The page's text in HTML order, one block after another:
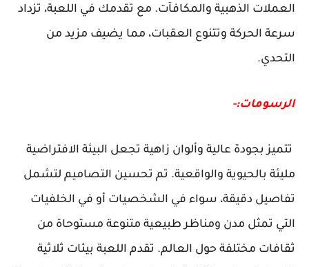
العملات الذهبية والمكافآت. مع تقدمك في اللعبة، تزداد
سرعة الحركة وتتنوع العقبات، مما يضيف مزيد من
التحدي.
الرسومات:-
تتميز بجودة عالية وألوان زاهية تجعل البيئة الافتراضية
مليئة بالحيوية والواقعية. تم تحسين التصاميم لتشمل
تفاصيل دقيقة، سواء في الشخصيات أو في الخلفيات
التي تمثل مدن ومناظر طبيعية متنوعة مستوحاة من
ثقافات مختلفة حول العالم. تقدم اللعبة بيئات ثلاثية